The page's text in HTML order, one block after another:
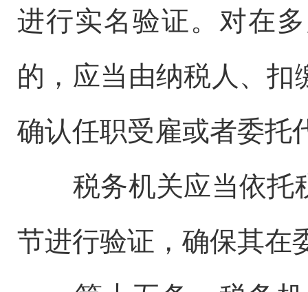
进行实名验证。对在
的，应当由纳税人、
确认任职受雇或者委托
税务机关应当依托
节进行验证，确保其在